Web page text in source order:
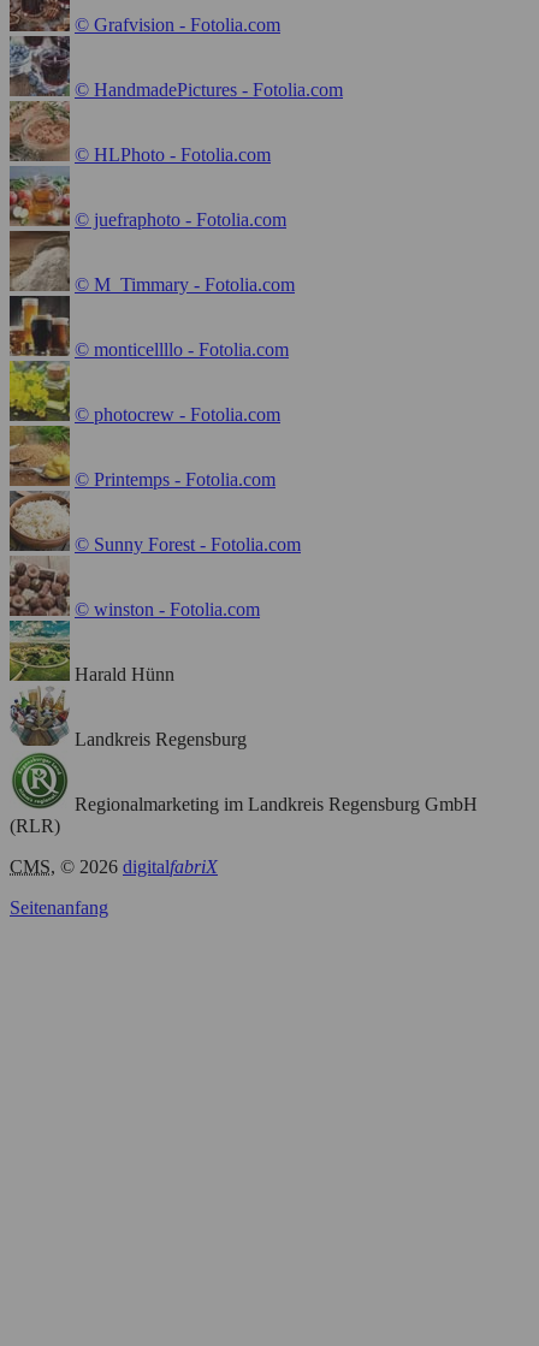
© Grafvision - Fotolia.com
© HandmadePictures - Fotolia.com
© HLPhoto - Fotolia.com
© juefraphoto - Fotolia.com
© M_Timmary - Fotolia.com
© monticellllo - Fotolia.com
© photocrew - Fotolia.com
© Printemps - Fotolia.com
© Sunny Forest - Fotolia.com
© winston - Fotolia.com
Harald Hünn
Landkreis Regensburg
Regionalmarketing im Landkreis Regensburg GmbH
(RLR)
CMS, © 2026 digitalfabriX
Seitenanfang